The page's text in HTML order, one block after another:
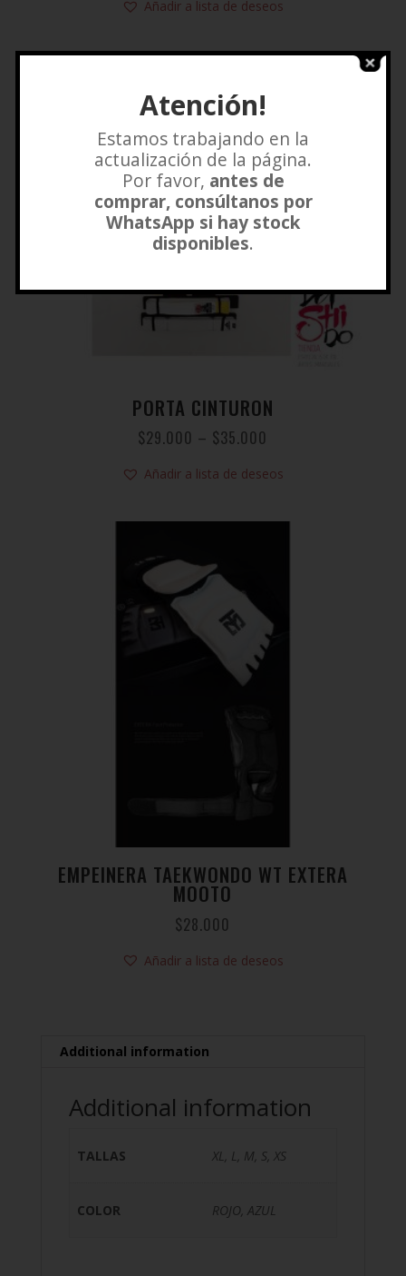
Añadir a lista de deseos
PORTA CINTURON
$29.000 – $35.000
Añadir a lista de deseos
EMPEINERA TAEKWONDO WT EXTERA
MOOTO
$28.000
Añadir a lista de deseos
Additional information
Additional information
TALLAS XL, L, M, S, XS
COLOR ROJO, AZUL
Atención!
Estamos trabajando en la
actualización de la página.
Por favor, antes de
comprar, consúltanos por
WhatsApp si hay stock
disponibles.